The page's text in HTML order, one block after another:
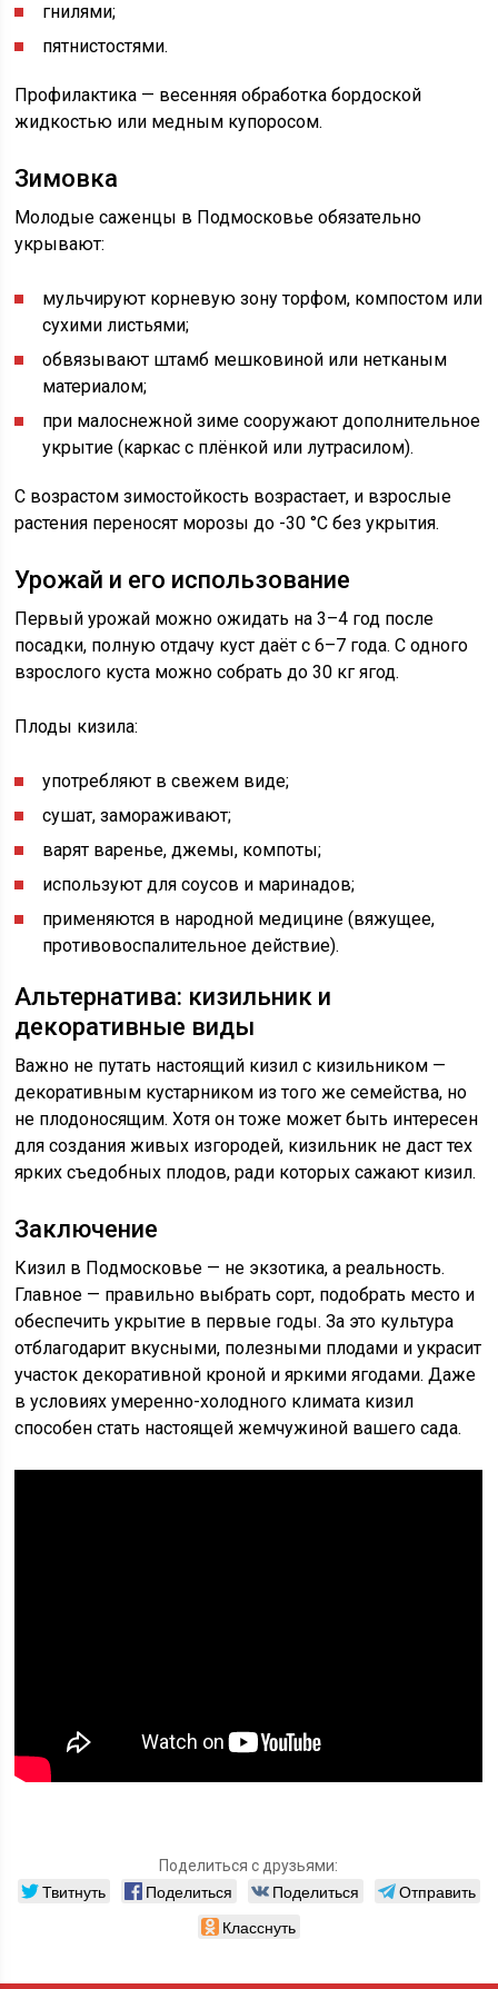
гнилями;
пятнистостями.
Профилактика — весенняя обработка бордоской
жидкостью или медным купоросом.
Зимовка
Молодые саженцы в Подмосковье обязательно
укрывают:
мульчируют корневую зону торфом, компостом или
сухими листьями;
обвязывают штамб мешковиной или нетканым
материалом;
при малоснежной зиме сооружают дополнительное
укрытие (каркас с плёнкой или лутрасилом).
С возрастом зимостойкость возрастает, и взрослые
растения переносят морозы до -30 °C без укрытия.
Урожай и его использование
Первый урожай можно ожидать на 3–4 год после
посадки, полную отдачу куст даёт с 6–7 года. С одного
взрослого куста можно собрать до 30 кг ягод.
Плоды кизила:
употребляют в свежем виде;
сушат, замораживают;
варят варенье, джемы, компоты;
используют для соусов и маринадов;
применяются в народной медицине (вяжущее,
противовоспалительное действие).
Альтернатива: кизильник и
декоративные виды
Важно не путать настоящий кизил с кизильником —
декоративным кустарником из того же семейства, но
не плодоносящим. Хотя он тоже может быть интересен
для создания живых изгородей, кизильник не даст тех
ярких съедобных плодов, ради которых сажают кизил.
Заключение
Кизил в Подмосковье — не экзотика, а реальность.
Главное — правильно выбрать сорт, подобрать место и
обеспечить укрытие в первые годы. За это культура
отблагодарит вкусными, полезными плодами и украсит
участок декоративной кроной и яркими ягодами. Даже
в условиях умеренно-холодного климата кизил
способен стать настоящей жемчужиной вашего сада.
Поделиться с друзьями:
Твитнуть Поделиться Поделиться
Отправить
Класснуть